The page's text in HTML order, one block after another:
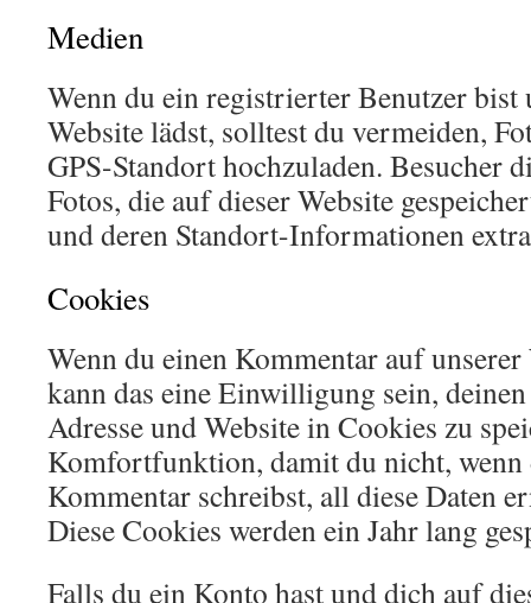
Medien
Wenn du ein registrierter Benutzer bist
Website lädst, solltest du vermeiden,
GPS-Standort hochzuladen. Besucher
Fotos, die auf dieser Website
und deren Standort-Informationen
Cookies
Wenn du einen Kommentar auf
kann das eine Einwilligung sein,
Adresse und Website in Cookies zu
Komfortfunktion, damit du nicht, wenn
Kommentar schreibst, all diese Daten
Diese Cookies werden ein Jahr lang
Falls du ein Konto hast und dich auf